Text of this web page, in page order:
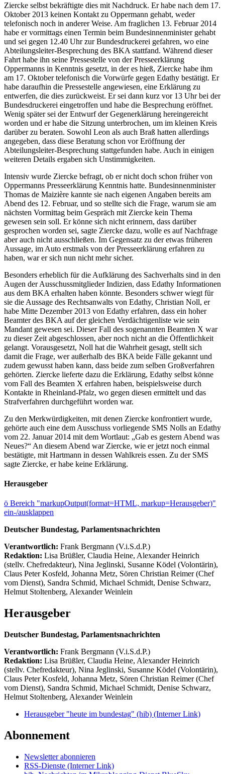
Ziercke selbst bekräftigte dies mit Nachdruck. Er habe nach dem 17.
Oktober 2013 keinen Kontakt zu Oppermann gehabt, weder
telefonisch noch in anderer Weise. Am fraglichen 13. Februar 2014
habe er vormittags einen Termin beim Bundesinnenminister gehabt
und sei gegen 12.40 Uhr zur Bundesdruckerei gefahren, wo eine
Abteilungsleiter-Besprechung des BKA stattfand. Während dieser
Fahrt habe ihn seine Pressestelle von der Presseerklärung
Oppermanns in Kenntnis gesetzt, in der es hieß, Ziercke habe ihm
am 17. Oktober telefonisch die Vorwürfe gegen Edathy bestätigt. Er
habe daraufhin die Pressestelle angewiesen, eine Erklärung zu
entwerfen, die dies zurückweist. Er sei dann kurz vor 13 Uhr bei der
Bundesdruckerei eingetroffen und habe die Besprechung eröffnet.
Wenig später sei der Entwurf der Gegenerklärung hereingereicht
worden und er habe die Sitzung unterbrochen, um im kleinen Kreis
darüber zu beraten. Sowohl Leon als auch Braß hatten allerdings
angegeben, dass diese Beratung schon vor Eröffnung der
Abteilungsleiter-Besprechung stattgefunden habe. Auch in einigen
weiteren Details ergaben sich Unstimmigkeiten.
Intensiv wurde Ziercke befragt, ob er nicht doch schon früher von
Oppermanns Presseerklärung Kenntnis hatte. Bundesinnenminister
Thomas de Maizière kannte sie nach eigenen Angaben bereits am
Abend des 12. Februar, und so stellte sich die Frage, warum sie am
nächsten Vormittag beim Gespräch mit Ziercke kein Thema
gewesen sein soll. Er könne sich nicht erinnern, dass darüber
gesprochen worden sei, sagte Ziercke dazu, wolle es auf Nachfrage
aber auch nicht ausschließen. Im Gegensatz zu der etwas früheren
Aussage, im Auto erstmals von der Presseerklärung erfahren zu
haben, war er sich nun nicht mehr sicher.
Besonders erheblich für die Aufklärung des Sachverhalts sind in den
Augen der Ausschussmitglieder Indizien, dass Edathy Informationen
aus dem BKA erhalten haben könnte. Besonders schwer wiegt für
sie die Aussage des Rechtsanwalts von Edathy, Christian Noll, er
habe Mitte Dezember 2013 von Edathy erfahren, dass ein hoher
Beamter des BKA auf der gleichen Verdächtigenliste wie sein
Mandant gewesen sei. Dieser Fall des sogenannten Beamten X war
zu dieser Zeit abgeschlossen, aber noch nicht an die Öffentlichkeit
gelangt. Vorausgesetzt, Noll hat die Wahrheit gesagt, stellt sich
damit die Frage, wer außerhalb des BKA beide Fälle gekannt und
zudem gewusst haben kann, dass beide zum selben Großverfahren
gehörten. Ziercke lieferte dazu die Erklärung, Edathy selbst könne
vom Fall des Beamten X erfahren haben, beispielsweise durch
Kontakte in Rheinland-Pfalz, wo gegen diesen ermittelt und das
Strafverfahren durchgeführt worden war.
Zu den Merkwürdigkeiten, mit denen Ziercke konfrontiert wurde,
gehörte auch eine dem Ausschuss vorliegende SMS Nolls an Edathy
vom 22. Januar 2014 mit dem Wortlaut: „Gab es gestern Abend was
Neues?“ An diesem Abend war Ziercke, wie er jetzt noch einmal
bestätigte, mit Hartmann in dessen Wahlkreis essen. Zu der SMS
sagte Ziercke, er habe keine Erklärung.
Herausgeber
ö Bereich "markupOutput(format=HTML, markup=Herausgeber)"
ein-/ausklappen
Deutscher Bundestag, Parlamentsnachrichten
Verantwortlich: Frank Bergmann (V.i.S.d.P.)
Redaktion: Lisa Brüßler, Claudia Heine, Alexander Heinrich
(stellv. Chefredakteur), Nina Jeglinski, Susanne Ködel (Volontärin),
Claus Peter Kosfeld, Johanna Metz, Sören Christian Reimer (Chef
vom Dienst), Sandra Schmid, Michael Schmidt, Denise Schwarz,
Helmut Stoltenberg, Alexander Weinlein
Herausgeber
Deutscher Bundestag, Parlamentsnachrichten
Verantwortlich: Frank Bergmann (V.i.S.d.P.)
Redaktion: Lisa Brüßler, Claudia Heine, Alexander Heinrich
(stellv. Chefredakteur), Nina Jeglinski, Susanne Ködel (Volontärin),
Claus Peter Kosfeld, Johanna Metz, Sören Christian Reimer (Chef
vom Dienst), Sandra Schmid, Michael Schmidt, Denise Schwarz,
Helmut Stoltenberg, Alexander Weinlein
Herausgeber "heute im bundestag" (hib) (Interner Link)
Abonnement
Newsletter abonnieren
RSS-Dienste (Interner Link)